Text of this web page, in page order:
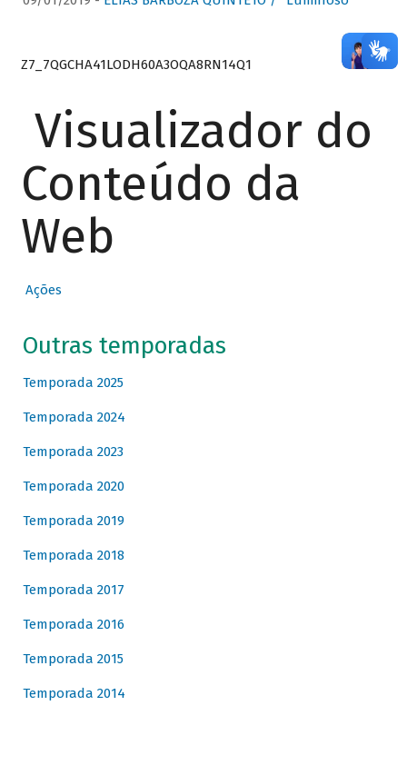
Z7_7QGCHA41LODH60A3OQA8RN14Q1
Visualizador do
Conteúdo da
Web
Ações
Outras temporadas
Temporada 2025
Temporada 2024
Temporada 2023
Temporada 2020
Temporada 2019
Temporada 2018
Temporada 2017
Temporada 2016
Temporada 2015
Temporada 2014